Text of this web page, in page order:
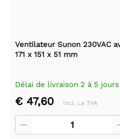
Ventilateur Sunon 230VAC
171 x 151 x 51 mm
Délai de livraison 2 à 5
€ 47,60 Incl. La TVA